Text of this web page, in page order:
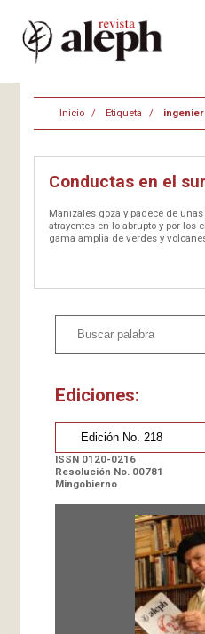
Inicio Etiqueta
Conductas en el
Manizales goza y padece de
atrayentes en lo abrupto y por los
gama amplia de verdes y
total. Pero vienen las lluvias y el
Ediciones:
ISSN 0120-0216
Resolución No. 00781
Mingobierno